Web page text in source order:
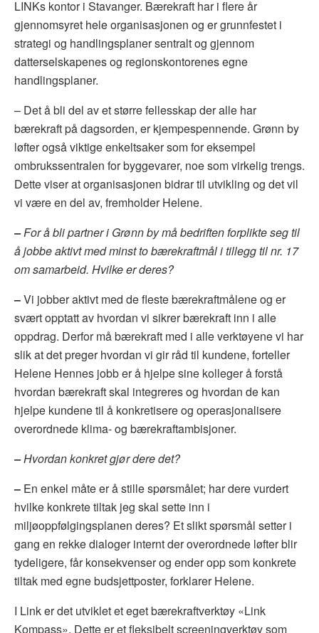
LINKs kontor i Stavanger. Bærekraft har i flere år
gjennomsyret hele organisasjonen og er grunnfestet i
strategi og handlingsplaner sentralt og gjennom
datterselskapenes og regionskontorenes egne
handlingsplaner.
– Det å bli del av et større fellesskap der alle har
bærekraft på dagsorden, er kjempespennende. Grønn by
løfter også viktige enkeltsaker som for eksempel
ombrukssentralen for byggevarer, noe som virkelig trengs.
Dette viser at organisasjonen bidrar til utvikling og det vil
vi være en del av, fremholder Helene.
–For å bli partner i Grønn by må bedriften forplikte seg til
å jobbe aktivt med minst to bærekraftmål i tillegg til nr. 17
om samarbeid. Hvilke er deres?
–Vi jobber aktivt med de fleste bærekraftmålene og er
svært opptatt av hvordan vi sikrer bærekraft inn i alle
oppdrag. Derfor må bærekraft med i alle verktøyene vi har
slik at det preger hvordan vi gir råd til kundene, forteller
Helene Hennes jobb er å hjelpe sine kolleger å forstå
hvordan bærekraft skal integreres og hvordan de kan
hjelpe kundene til å konkretisere og operasjonalisere
overordnede klima- og bærekraftambisjoner.
–Hvordan konkret gjør dere det?
– En enkel måte er å stille spørsmålet; har dere vurdert
hvilke konkrete tiltak jeg skal sette inn i
miljøoppfølgingsplanen deres? Et slikt spørsmål setter i
gang en rekke dialoger internt der overordnede løfter blir
tydeligere, får konsekvenser og ender opp som konkrete
tiltak med egne budsjettposter, forklarer Helene.
I Link er det utviklet et eget bærekraftverktøy «Link
Kompass». Dette er et fleksibelt screeningverktøy som